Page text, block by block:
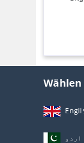
Wählen
اردو